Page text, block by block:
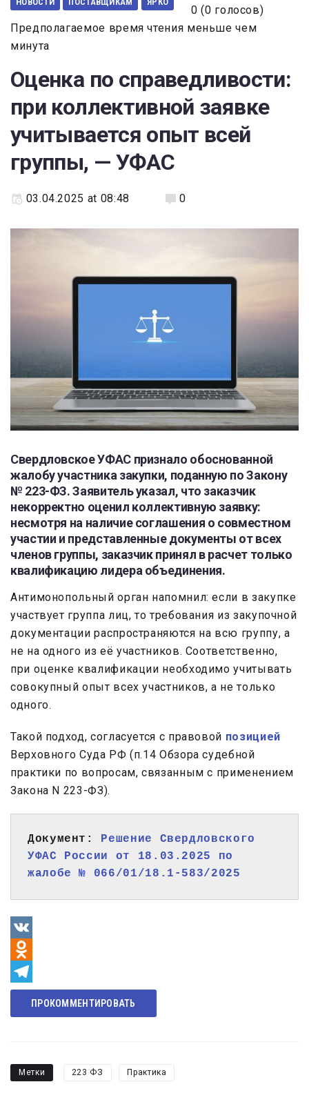
0 (0 голосов)
Предполагаемое время чтения меньше чем
минута
Оценка по справедливости:
при коллективной заявке
учитывается опыт всей
группы, — УФАС
03.04.2025 at 08:48 0
Свердловское УФАС признало обоснованной
жалобу участника закупки, поданную по Закону
№ 223-ФЗ. Заявитель указал, что заказчик
некорректно оценил коллективную заявку:
несмотря на наличие соглашения о совместном
участии и представленные документы от всех
членов группы, заказчик принял в расчет только
квалификацию лидера объединения.
Антимонопольный орган напомнил: если в закупке
участвует группа лиц, то требования из закупочной
документации распространяются на всю группу, а
не на одного из её участников. Соответственно,
при оценке квалификации необходимо учитывать
совокупный опыт всех участников, а не только
одного.
Такой подход, согласуется с правовой позицией
Верховного Суда РФ (п.14 Обзора судебной
практики по вопросам, связанным с применением
Закона N 223-ФЗ).
Документ: Решение Свердловского
УФАС России от 18.03.2025 по
жалобе № 066/01/18.1-583/2025
VK
Odnoklassniki
Telegram
ПРОКОММЕНТИРОВАТЬ
Метки 223 ФЗ Практика